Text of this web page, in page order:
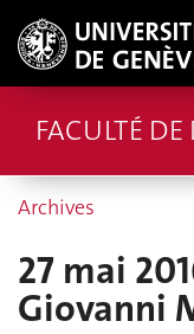
FACULTÉ
Archives
27 mai
Giovanni